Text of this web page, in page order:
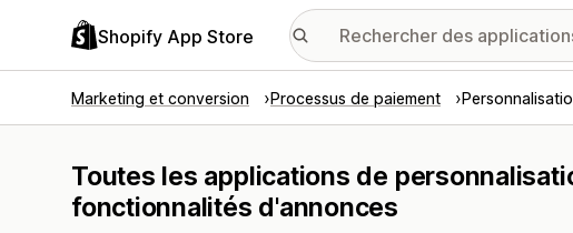
Shopify App Store
Marketing et conversion Processus de paiement
Toutes les applications de
fonctionnalités d'annonces